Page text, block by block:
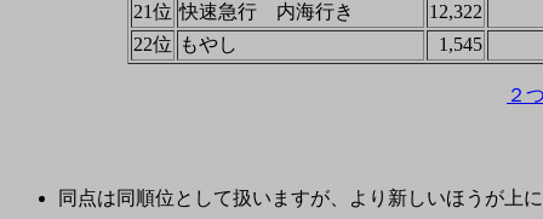
21位 快速急行 内海行き
12,322
22位 もやし 1,545
２
同点は同順位として扱いますが、より新しいほうが上